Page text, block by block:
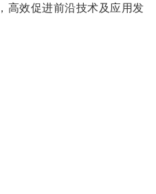
高效促进前沿技术及应用发